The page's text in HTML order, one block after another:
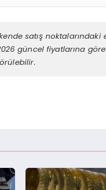
satış
güncel fiyatlarına